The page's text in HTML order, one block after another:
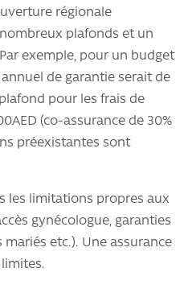
régionale
plafonds et un
exemple, pour un budget
de garantie serait de
pour les frais de
(co-assurance de 30%
préexistantes sont
les limitations propres aux
gynécologue, garanties
etc.). Une assurance